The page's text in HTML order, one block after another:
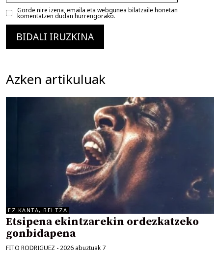
Gorde nire izena, emaila eta webgunea bilatzaile honetan
komentatzen dudan hurrengorako.
Azken artikuluak
EZ KANTA, BELTZA
Etsipena ekintzarekin ordezkatzeko
gonbidapena
FITO RODRIGUEZ - 2026 abuztuak 7